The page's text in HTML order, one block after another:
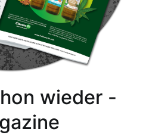
wieder -